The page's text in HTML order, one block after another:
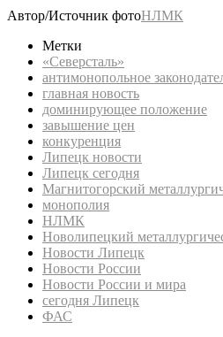
Автор/Источник фотоНЛМК
Метки
«Северсталь»
антимонопольное
главная новость
доминирующее положение
завышение цен
конкуренция
Липецк новости
Липецк сегодня
Магнитогорский
монополия
НЛМК
Новолипецкий
Новости Липецк
Новости России
Новости России и мира
сегодня Липецк
ФАС